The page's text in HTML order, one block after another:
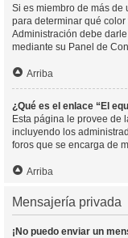
Si es miembro de más de
para determinar qué
Administración debe
mediante su Panel de
Arriba
¿Qué es el enlace “El
Esta página le provee de
incluyendo los
foros que se encarga de
Arriba
Mensajería privada
¡No puedo enviar un